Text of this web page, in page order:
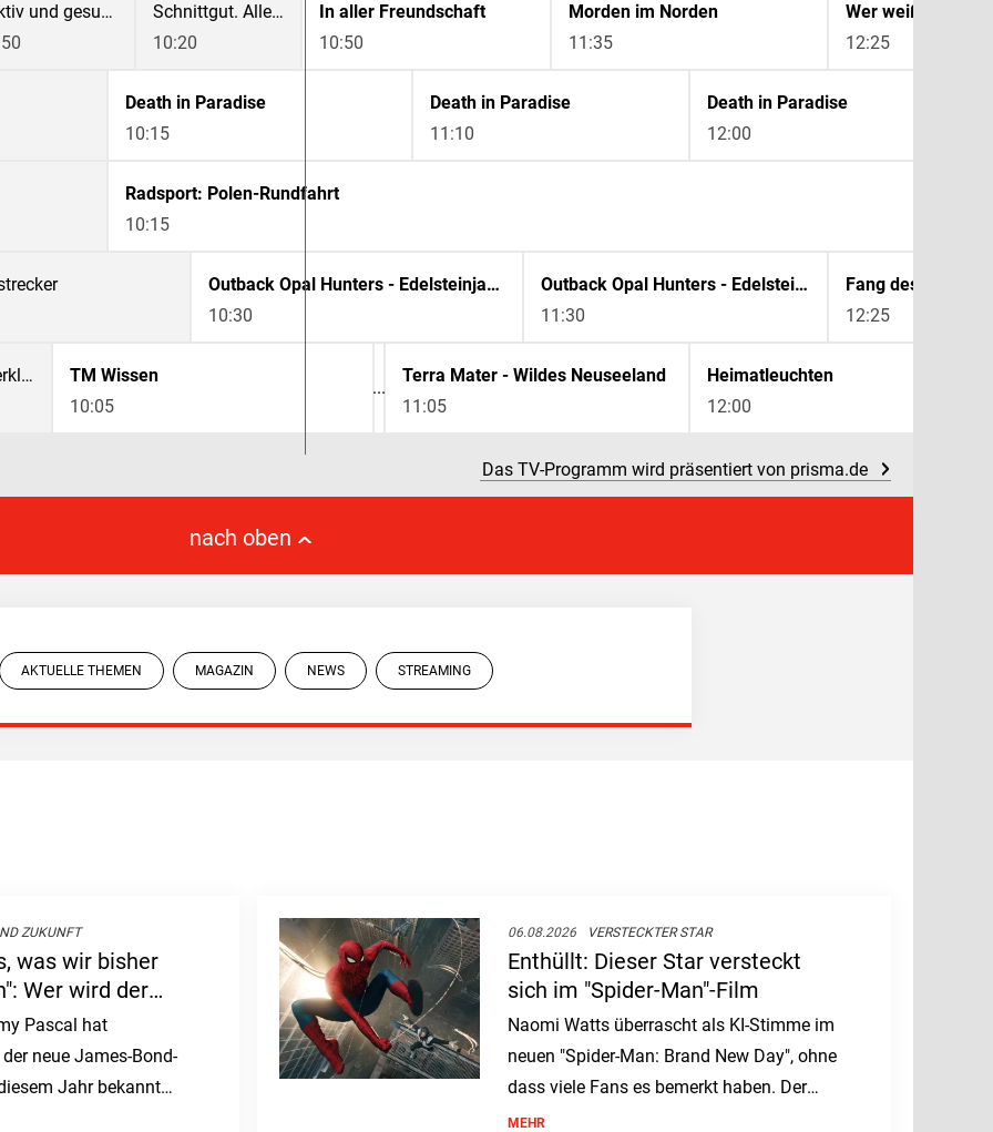
aktiv und gesund
Schnittgut. Alles aus dem Garten
10:20
In aller Freundschaft
10:50
Morden im Norden
11:35
Wer weiß denn
12:25
Death in Paradise
10:15
Death in Paradise
11:10
Death in Paradise
12:00
Radsport: Polen-Rundfahrt
10:15
Outback Opal Hunters - Edelsteinjagd in Australien
10:30
Outback Opal Hunters - Edelsteinjagd in Australien
11:30
12:25
Ancient Aliens - Unerklärliche Phänomene
TM Wissen
10:05
Terra Mater - Wildes Neuseeland
11:05
Heimatleuchten
12:00
Das TV-Programm wird präsentiert von prisma.de
nach oben
AKTUELLE THEMEN MAGAZIN NEWS STREAMING
ZUKUNFT
was wir bisher
Wer wird der
Pascal hat
neue James-Bond-
Jahr bekannt
um junge,
06.08.2026 VERSTECKTER STAR
Enthüllt: Dieser Star versteckt
sich im "Spider-Man"-Film
Naomi Watts überrascht als KI-Stimme im
neuen "Spider-Man: Brand New Day", ohne
dass viele Fans es bemerkt haben. Der
Film, mit Stars wie Tom Holland und
MEHR